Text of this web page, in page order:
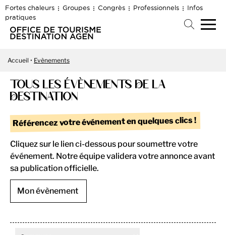
Fortes chaleurs Groupes Congrès Professionnels
Infos
pratiques
Accueil Evènements
TOUS LES ÉVÈNEMENTS DE LA
DESTINATION
Référencez votre événement en quelques clics !
Cliquez sur le lien ci-dessous pour soumettre votre
événement. Notre équipe validera votre annonce avant
sa publication officielle.
Mon évènement